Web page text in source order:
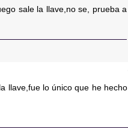
sale la llave,no se, prueba a
llave,fue lo único que he hecho